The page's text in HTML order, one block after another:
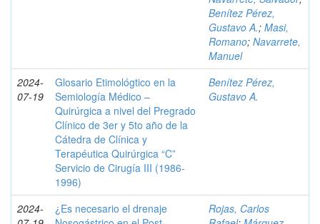
Benítez Pérez,
Gustavo A.; Masi,
Romano; Navarrete,
Manuel
2024-
07-19
Glosario Etimológtico en la
Semiología Médico –
Quirúrgica a nivel del Pregrado
Clínico de 3er y 5to año de la
Cátedra de Clínica y
Terapéutica Quirúrgica “C”
Servicio de Cirugía III (1986-
1996)
Benítez Pérez,
Gustavo A.
2024-
¿Es necesario el drenaje
Rojas, Carlos